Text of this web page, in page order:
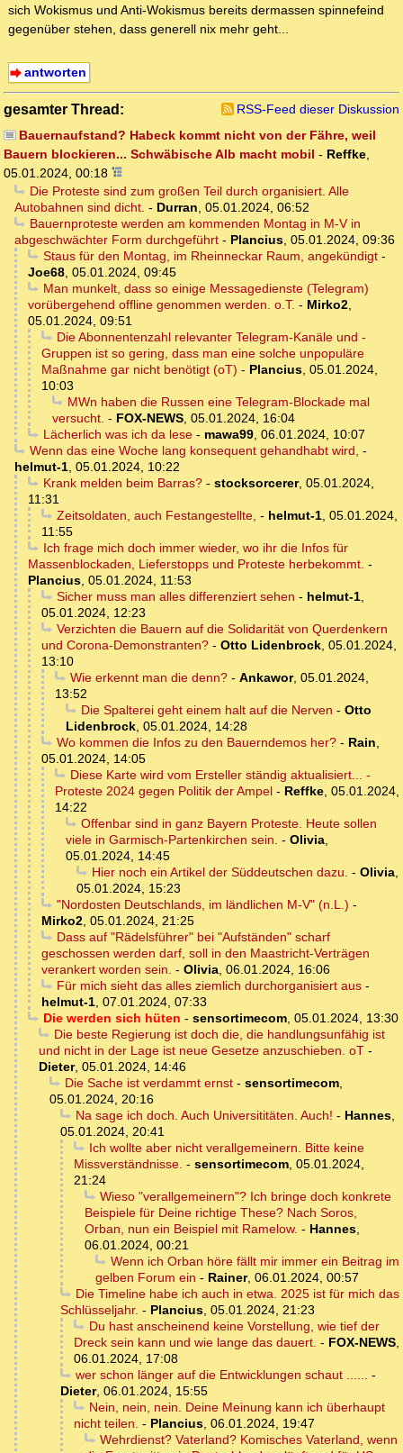
sich Wokismus und Anti-Wokismus bereits dermassen spinnefeind
gegenüber stehen, dass generell nix mehr geht...
antworten
gesamter Thread:
RSS-Feed dieser Diskussion
Bauernaufstand? Habeck kommt nicht von der Fähre, weil
Bauern blockieren... Schwäbische Alb macht mobil - Reffke,
05.01.2024, 00:18
Die Proteste sind zum großen Teil durch organisiert. Alle
Autobahnen sind dicht. - Durran, 05.01.2024, 06:52
Bauernproteste werden am kommenden Montag in M-V in
abgeschwächter Form durchgeführt - Plancius, 05.01.2024, 09:36
Staus für den Montag, im Rheinneckar Raum, angekündigt-
Joe68, 05.01.2024, 09:45
Man munkelt, dass so einige Messagedienste (Telegram)
vorübergehend offline genommen werden. o.T. - Mirko2,
05.01.2024, 09:51
Die Abonnentenzahl relevanter Telegram-Kanäle und -
Gruppen ist so gering, dass man eine solche unpopuläre
Maßnahme gar nicht benötigt (oT) - Plancius, 05.01.2024,
10:03
MWn haben die Russen eine Telegram-Blockade mal
versucht. - FOX-NEWS, 05.01.2024, 16:04
Lächerlich was ich da lese- mawa99, 06.01.2024, 10:07
Wenn das eine Woche lang konsequent gehandhabt wird, -
helmut-1, 05.01.2024, 10:22
Krank melden beim Barras?- stocksorcerer, 05.01.2024,
11:31
Zeitsoldaten, auch Festangestellte, - helmut-1, 05.01.2024,
11:55
Ich frage mich doch immer wieder, wo ihr die Infos für
Massenblockaden, Lieferstopps und Proteste herbekommt. -
Plancius, 05.01.2024, 11:53
Sicher muss man alles differenziert sehen - helmut-1,
05.01.2024, 12:23
Verzichten die Bauern auf die Solidarität von Querdenkern
und Corona-Demonstranten? - Otto Lidenbrock, 05.01.2024,
13:10
Wie erkennt man die denn?- Ankawor, 05.01.2024,
13:52
Die Spalterei geht einem halt auf die Nerven - Otto
Lidenbrock, 05.01.2024, 14:28
Wo kommen die Infos zu den Bauerndemos her?- Rain,
05.01.2024, 14:05
Diese Karte wird vom Ersteller ständig aktualisiert... -
Proteste 2024 gegen Politik der Ampel - Reffke, 05.01.2024,
14:22
Offenbar sind in ganz Bayern Proteste. Heute sollen
viele in Garmisch-Partenkirchen sein. - Olivia,
05.01.2024, 14:45
Hier noch ein Artikel der Süddeutschen dazu. - Olivia,
05.01.2024, 15:23
"Nordosten Deutschlands, im ländlichen M-V" (n.L.) -
Mirko2, 05.01.2024, 21:25
Dass auf "Rädelsführer" bei "Aufständen" scharf
geschossen werden darf, soll in den Maastricht-Verträgen
verankert worden sein. - Olivia, 06.01.2024, 16:06
Für mich sieht das alles ziemlich durchorganisiert aus-
helmut-1, 07.01.2024, 07:33
Die werden sich hüten - sensortimecom, 05.01.2024, 13:30
Die beste Regierung ist doch die, die handlungsunfähig ist
und nicht in der Lage ist neue Gesetze anzuschieben. oT -
Dieter, 05.01.2024, 14:46
Die Sache ist verdammt ernst- sensortimecom,
05.01.2024, 20:16
Na sage ich doch. Auch Universititäten. Auch! - Hannes,
05.01.2024, 20:41
Ich wollte aber nicht verallgemeinern. Bitte keine
Missverständnisse. - sensortimecom, 05.01.2024,
21:24
Wieso "verallgemeinern"? Ich bringe doch konkrete
Beispiele für Deine richtige These? Nach Soros,
Orban, nun ein Beispiel mit Ramelow. - Hannes,
06.01.2024, 00:21
Wenn ich Orban höre fällt mir immer ein Beitrag im
gelben Forum ein - Rainer, 06.01.2024, 00:57
Die Timeline habe ich auch in etwa. 2025 ist für mich das
Schlüsseljahr. - Plancius, 05.01.2024, 21:23
Du hast anscheinend keine Vorstellung, wie tief der
Dreck sein kann und wie lange das dauert. - FOX-NEWS,
06.01.2024, 17:08
wer schon länger auf die Entwicklungen schaut ...... -
Dieter, 06.01.2024, 15:55
Nein, nein, nein. Deine Meinung kann ich überhaupt
nicht teilen. - Plancius, 06.01.2024, 19:47
Wehrdienst? Vaterland? Komisches Vaterland, wenn